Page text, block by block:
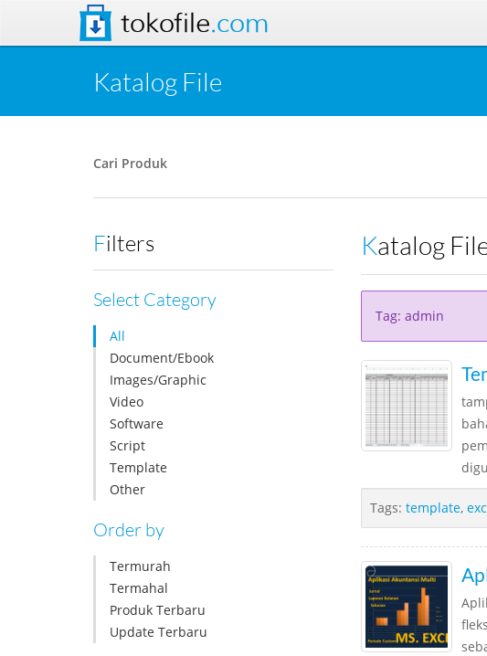
tokofile.com
Katalog File
Cari Produk
Filters
Select Category
All
Document/Ebook
Images/Graphic
Video
Software
Script
Template
Other
Order by
Termurah
Termahal
Produk Terbaru
Update Terbaru
Katalog
Tag: admin
Tags: template,